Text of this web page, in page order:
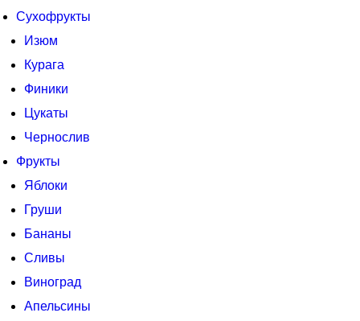
Сухофрукты
Изюм
Курага
Финики
Цукаты
Чернослив
Фрукты
Яблоки
Груши
Бананы
Сливы
Виноград
Апельсины